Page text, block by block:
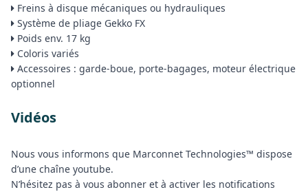
Freins à disque mécaniques ou hydrauliques
Système de pliage Gekko FX
Poids env. 17 kg
Coloris variés
Accessoires : garde-boue, porte-bagages, moteur électrique
optionnel
Vidéos
Nous vous informons que Marconnet Technologies™ dispose
d’une chaîne youtube.
N’hésitez pas à vous abonner et à activer les notifications